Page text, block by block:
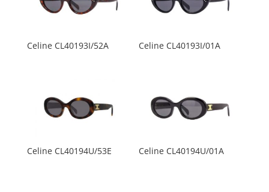
Celine CL40193I/52A Celine CL40193I/01A
Celine CL40194U/53E Celine CL40194U/01A